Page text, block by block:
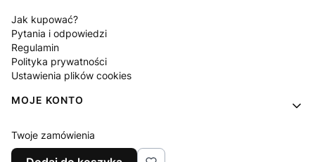
Jak kupować?
Pytania i odpowiedzi
Regulamin
Polityka prywatności
Ustawienia plików cookies
MOJE KONTO
Twoje zamówienia
Ustawienia konta